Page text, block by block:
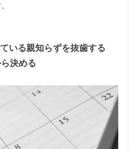
いる親知らずを抜歯する
決める